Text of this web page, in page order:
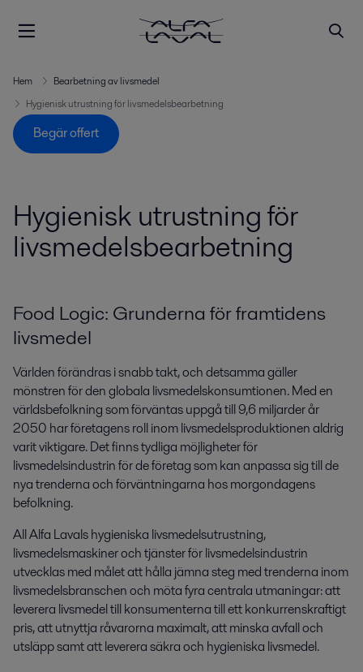
Hem
Bearbetning av livsmedel
Hygienisk utrustning för livsmedelsbearbetning
Begär offert
Hygienisk utrustning för
livsmedelsbearbetning
Food Logic: Grunderna för framtidens
livsmedel
Världen förändras i snabb takt, och detsamma gäller
mönstren för den globala livsmedelskonsumtionen. Med en
världsbefolkning som förväntas uppgå till 9,6 miljarder år
2050 har företagens roll inom livsmedelsproduktionen aldrig
varit viktigare. Det finns tydliga möjligheter för
livsmedelsindustrin för de företag som kan anpassa sig till de
nya trenderna och förväntningarna hos morgondagens
befolkning.
All Alfa Lavals hygieniska livsmedelsutrustning,
livsmedelsmaskiner och tjänster för livsmedelsindustrin
utvecklas med målet att hålla jämna steg med trenderna inom
livsmedelsbranschen och möta fyra centrala utmaningar: att
leverera livsmedel till konsumenterna till ett konkurrenskraftigt
pris, att utnyttja råvarorna maximalt, att minska avfall och
utsläpp samt att leverera säkra och hygieniska livsmedel.